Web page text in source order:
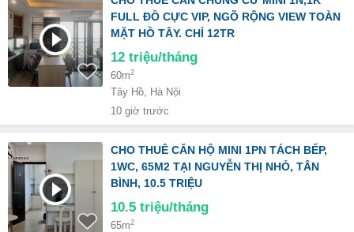
FULL ĐỒ CỰC VIP, NGÕ RỘNG VIEW TOÀN
MẶT HỒ TÂY. CHỈ 12TR
12 triệu/tháng
60m2
Tây Hồ, Hà Nội
10 giờ trước
CHO THUÊ CĂN HỘ MINI 1PN TÁCH BẾP,
1WC, 65M2 TẠI NGUYỄN THỊ NHỎ, TÂN
BÌNH, 10.5 TRIỆU
10.5 triệu/tháng
65m2